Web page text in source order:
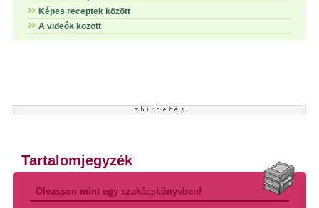
Képes receptek között
A videók között
Tartalomjegyzék
Olvasson mint egy szakácskönyvben!